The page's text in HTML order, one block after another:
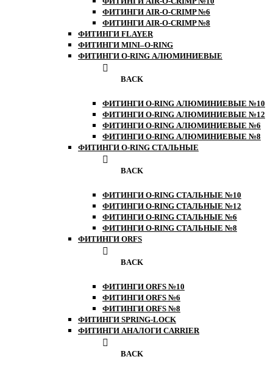
ФИТИНГИ AIR-O-CRIMP №6
ФИТИНГИ AIR-O-CRIMP №8
ФИТИНГИ FLAYER
ФИТИНГИ MINI–O-RING
ФИТИНГИ O-RING АЛЮМИНИЕВЫЕ
BACK
ФИТИНГИ O-RING АЛЮМИНИЕВЫЕ №10
ФИТИНГИ O-RING АЛЮМИНИЕВЫЕ №12
ФИТИНГИ O-RING АЛЮМИНИЕВЫЕ №6
ФИТИНГИ O-RING АЛЮМИНИЕВЫЕ №8
ФИТИНГИ O-RING СТАЛЬНЫЕ
BACK
ФИТИНГИ O-RING СТАЛЬНЫЕ №10
ФИТИНГИ O-RING СТАЛЬНЫЕ №12
ФИТИНГИ O-RING СТАЛЬНЫЕ №6
ФИТИНГИ O-RING СТАЛЬНЫЕ №8
ФИТИНГИ ORFS
BACK
ФИТИНГИ ORFS №10
ФИТИНГИ ORFS №6
ФИТИНГИ ORFS №8
ФИТИНГИ SPRING-LOCK
ФИТИНГИ АНАЛОГИ CARRIER
BACK